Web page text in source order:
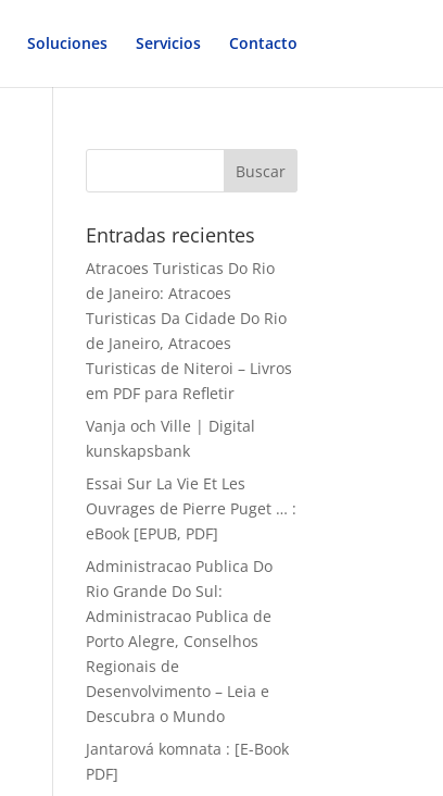
Soluciones Servicios Contacto
Entradas recientes
Atracoes Turisticas Do Rio
de Janeiro: Atracoes
Turisticas Da Cidade Do Rio
de Janeiro, Atracoes
Turisticas de Niteroi – Livros
em PDF para Refletir
Vanja och Ville | Digital
kunskapsbank
Essai Sur La Vie Et Les
Ouvrages de Pierre Puget … :
eBook [EPUB, PDF]
Administracao Publica Do
Rio Grande Do Sul:
Administracao Publica de
Porto Alegre, Conselhos
Regionais de
Desenvolvimento – Leia e
Descubra o Mundo
Jantarová komnata : [E-Book
PDF]